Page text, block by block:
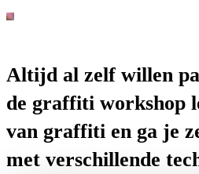
Altijd al zelf willen
de graffiti workshop
van graffiti en ga je
met verschillende